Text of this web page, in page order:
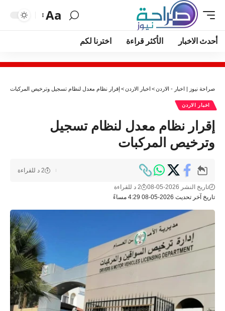
Aa
أحدث الاخبار الأكثر قراءة اخترنا لكم
صراحة نيوز | اخبار - الاردن> اخبار الاردن> إقرار نظام معدل لنظام تسجيل وترخيص المركبات
اخبار الاردن
إقرار نظام معدل لنظام تسجيل
وترخيص المركبات
تاريخ آخر تحديث 2026-05-08 4:29 مساءً
تاريخ النشر 2026-05-08 2 د للقراءة
2 د للقراءة